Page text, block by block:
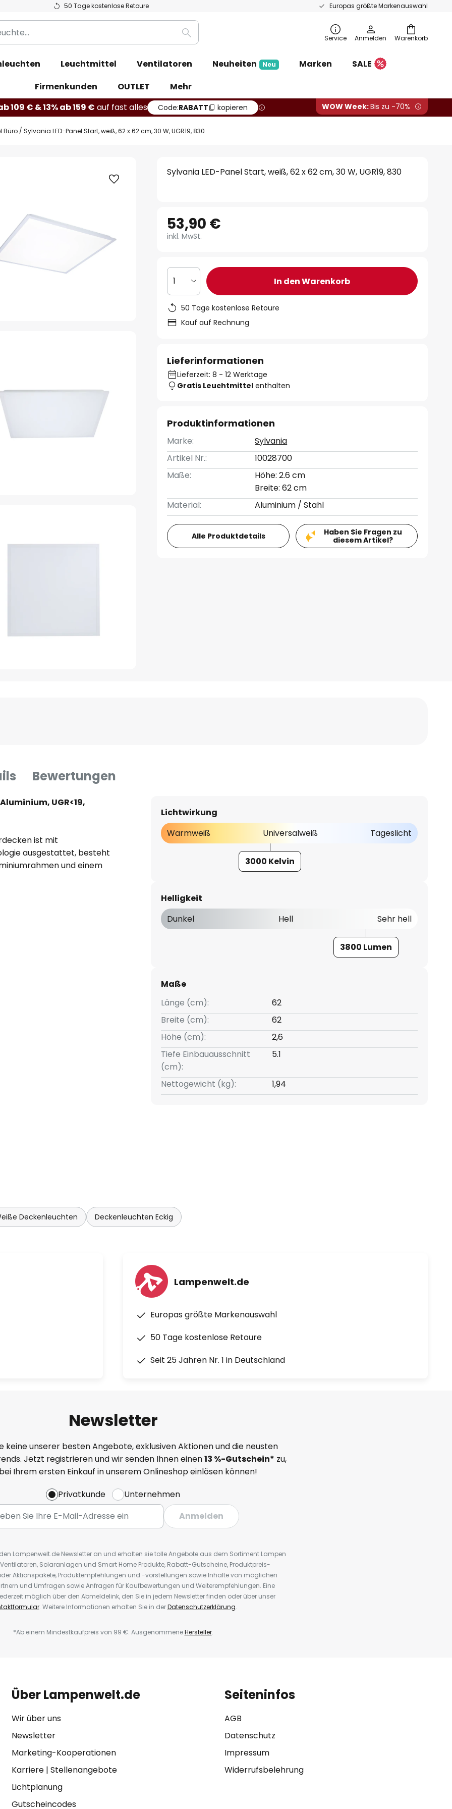
50 Tage kostenlose Retoure Europas größte Markenauswahl
Warenkorb
Suche Service Anmelden
Leuchtmittel Ventilatoren Neuheiten Neu Marken
SALE
Firmenkunden
OUTLET
Mehr
109 € & 13% ab 159 € auf fast alles Code:RABATT kopieren WOW Week:Bis zu -70%
Büro Sylvania LED-Panel Start, weiß, 62 x 62 cm, 30 W, UGR19, 830
Sylvania LED-Panel Start, weiß, 62 x 62 cm, 30 W, UGR19, 830
53,90 €
inkl. MwSt.
1 In den Warenkorb
50 Tage kostenlose Retoure
Kauf auf Rechnung
Lieferinformationen
Lieferzeit: 8 - 12 Werktage
Gratis Leuchtmittel enthalten
Produktinformationen
Marke:
Sylvania
Artikel Nr.:
10028700
Maße:
Höhe: 2.6 cm
Breite: 62 cm
Material:
Aluminium / Stahl
Alle Produktdetails
Haben Sie Fragen zu
diesem Artikel?
Bewertungen
UGR<19,
ist mit
ausgestattet, besteht
und einem
Lichtwirkung
Warmweiß
Universalweiß Tageslicht
3000 Kelvin
Helligkeit
Dunkel
Hell Sehr hell
3800 Lumen
Maße
Länge (cm):
62
Breite (cm):
62
Höhe (cm):
2,6
Tiefe Einbauausschnitt
(cm):
5.1
Nettogewicht (kg): 1,94
Deckenleuchten Deckenleuchten Eckig
Lampenwelt.de
Europas größte Markenauswahl
50 Tage kostenlose Retoure
Seit 25 Jahren Nr. 1 in Deutschland
Newsletter
keine unserer besten Angebote, exklusiven Aktionen und die neusten
Jetzt registrieren und wir senden Ihnen einen13 %-Gutschein* zu,
Ihrem ersten Einkauf in unserem Onlineshop einlösen können!
Privatkunde
Unternehmen
Anmelden
Lampenwelt.de Newsletter an und erhalten sie tolle Angebote aus dem Sortiment Lampen
Solaranlagen und Smart Home Produkte, Rabatt-Gutscheine, Produktpreis-
Aktionspakete, Produktempfehlungen und -vorstellungen sowie Inhalte von möglichen
und Umfragen sowie Anfragen für Kaufbewertungen und Weiterempfehlungen. Eine
möglich über den Abmeldelink, den Sie in jedem Newsletter finden oder über unser
. Weitere Informationen erhalten Sie in derDatenschutzerklärung.
*Ab einem Mindestkaufpreis von 99 €. AusgenommeneHersteller.
Über Lampenwelt.de
Wir über uns
Newsletter
Marketing-Kooperationen
Karriere| Stellenangebote
Lichtplanung
Gutscheincodes
Seiteninfos
AGB
Datenschutz
Impressum
Widerrufsbelehrung